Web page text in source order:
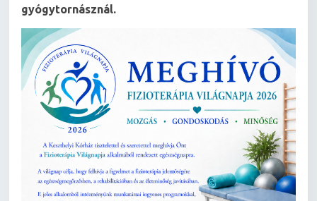
gyógytornásznál.